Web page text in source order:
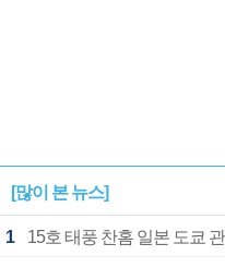
[많이 본 뉴스]
1 15호 태풍 찬홈 일본 도쿄